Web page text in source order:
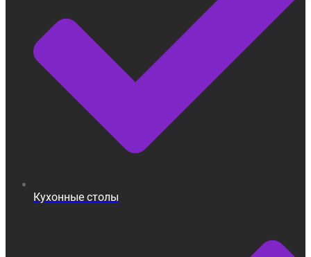
Кухонные столы